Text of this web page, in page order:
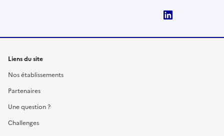
Liens du site
Nos établissements
Partenaires
Une question ?
Challenges